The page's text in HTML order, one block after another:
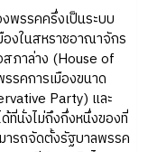
รคครึ่งเป็นระบบ
องในสหราชอาณาจักร
ภาล่าง (House of
รคการเมืองขนาด
Party) และ
นั่งไม่ถึงกึ่งหนึ่งของที่
ารถจัดตั้งรัฐบาลพรรค